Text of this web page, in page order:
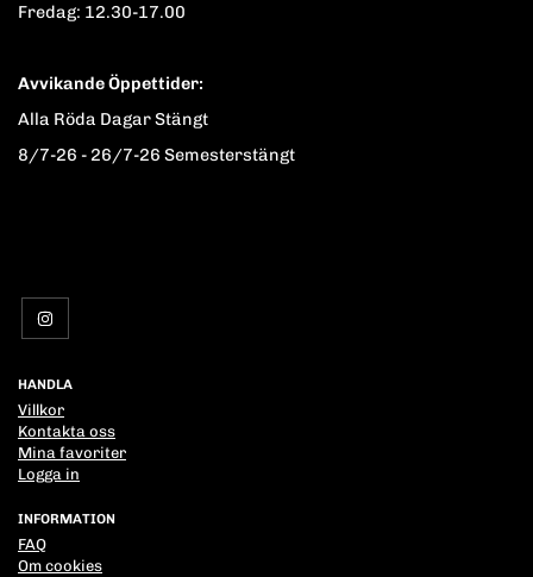
Fredag: 12.30-17.00
Avvikande Öppettider:
Alla Röda Dagar Stängt
8/7-26 - 26/7-26 Semesterstängt
HANDLA
Villkor
Kontakta oss
Mina favoriter
Logga in
INFORMATION
FAQ
Om cookies